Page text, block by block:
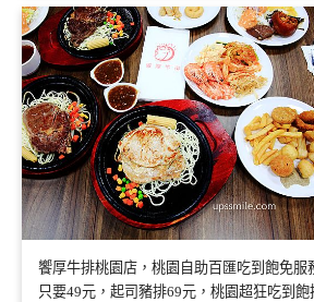
饗厚牛排桃園店，桃園自助百匯吃到飽免服
只要49元，起司豬排69元，桃園超狂吃到